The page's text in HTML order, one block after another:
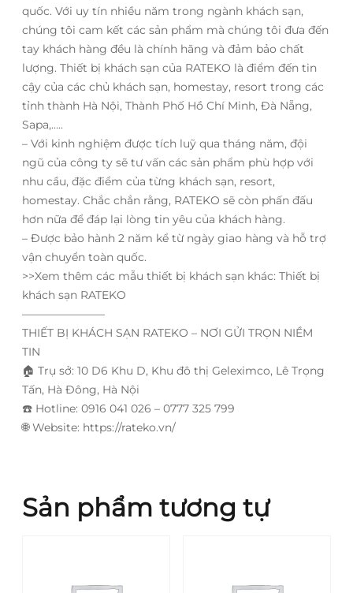
quốc. Với uy tín nhiều năm trong ngành khách sạn,
chúng tôi cam kết các sản phẩm mà chúng tôi đưa đến
tay khách hàng đều là chính hãng và đảm bảo chất
lượng. Thiết bị khách sạn của RATEKO là điểm đến tin
cậy của các chủ khách sạn, homestay, resort trong các
tỉnh thành Hà Nội, Thành Phố Hồ Chí Minh, Đà Nẵng,
Sapa,…..
– Với kinh nghiệm được tích luỹ qua tháng năm, đội
ngũ của công ty sẽ tư vấn các sản phẩm phù hợp với
nhu cầu, đặc điểm của từng khách sạn, resort,
homestay. Chắc chắn rằng, RATEKO sẽ còn phấn đấu
hơn nữa để đáp lại lòng tin yêu của khách hàng.
– Được bảo hành 2 năm kể từ ngày giao hàng và hỗ trợ
vận chuyển toàn quốc.
>>Xem thêm các mẫu thiết bị khách sạn khác: Thiết bị
khách sạn RATEKO
———————–
THIẾT BỊ KHÁCH SẠN RATEKO – NƠI GỬI TRỌN NIỀM
TIN
🏠 Trụ sở: 10 D6 Khu D, Khu đô thị Geleximco, Lê Trọng
Tấn, Hà Đông, Hà Nội
☎️ Hotline: 0916 041 026 – 0777 325 799
🌐Website: https://rateko.vn/
Sản phẩm tương tự